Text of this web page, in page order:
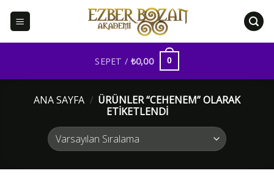
SEPET / ₺0,00 0
ANA SAYFA / ÜRÜNLER “CEHENEM” OLARAK
ETIKETLENDI